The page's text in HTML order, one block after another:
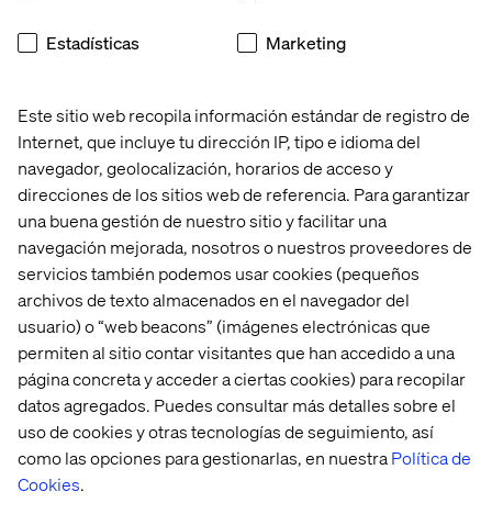
Este sitio web recopila información estándar de registro de
Internet, que incluye tu dirección IP, tipo e idioma del
navegador, geolocalización, horarios de acceso y
direcciones de los sitios web de referencia. Para garantizar
una buena gestión de nuestro sitio y facilitar una
navegación mejorada, nosotros o nuestros proveedores de
servicios también podemos usar cookies (pequeños
archivos de texto almacenados en el navegador del
usuario) o “web beacons” (imágenes electrónicas que
permiten al sitio contar visitantes que han accedido a una
página concreta y acceder a ciertas cookies) para recopilar
datos agregados. Puedes consultar más detalles sobre el
uso de cookies y otras tecnologías de seguimiento, así
como las opciones para gestionarlas, en nuestraPolítica de
Cookies.
Estadísticas Marketing
Inicio
Quiénes somos
Oficinas
Trabaja con
nosotros
Política de Privacidad
Política de Cookies
Aviso Legal
Accesibilidad